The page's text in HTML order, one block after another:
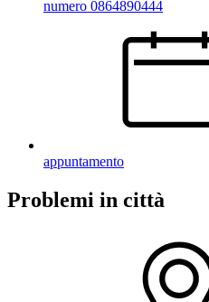
numero 0864890444
appuntamento
Problemi in città